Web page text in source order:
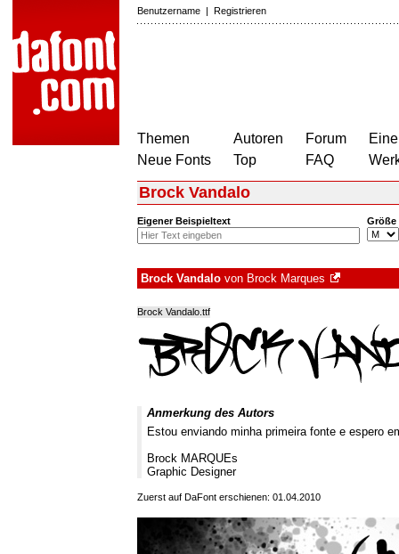
Benutzername | Registrieren
Themen
Neue Fonts
Autoren
Top
Forum
FAQ
Brock Vandalo
Eigener Beispieltext Größe
Brock Vandalo von Brock Marques
Brock Vandalo.ttf
Anmerkung des Autors
Estou enviando minha primeira fonte e espero
Brock MARQUEs
Graphic Designer
Zuerst auf DaFont erschienen: 01.04.2010